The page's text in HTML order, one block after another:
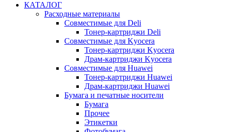
КАТАЛОГ
Расходные материалы
Совместимые для Deli
Тонер-картриджи Deli
Совместимые для Kyocera
Тонер-картриджи Kyocera
Драм-картриджи Kyocera
Совместимые для Huawei
Тонер-картриджи Huawei
Драм-картриджи Huawei
Бумага и печатные носители
Бумага
Прочее
Этикетки